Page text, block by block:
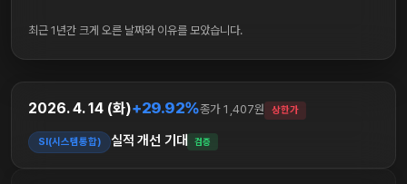
최근 1년간 크게 오른 날짜와 이유를 모았습니다.
2026. 4. 14 (화)+29.92%종가 1,407원 상한가
SI(시스템통합) 실적 개선 기대 검증